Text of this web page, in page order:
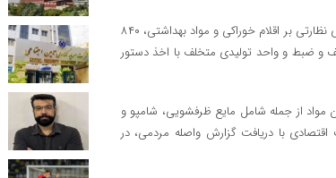
مدیرکل تعزیرات حکومتی آذربایجان‌شرقی گفت: در راستای اجرای طرح‌های نظارتی بر اقلام خوراکی و مواد بهداشتی، ۸۴۰
در تبریز کشف و ضبط و واحد تولیدی متخلف با اخذ دستور
مواد از جمله شامل مایع ظرفشویی، شامپو و
با دریافت گزارش واصله مردمی، در